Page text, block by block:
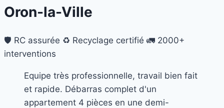
Oron-la-Ville
🛡️ RC assurée ♻️ Recyclage certifié 🚛 2000+
interventions
Equipe très professionnelle, travail bien fait
et rapide. Débarras complet d'un
appartement 4 pièces en une demi-